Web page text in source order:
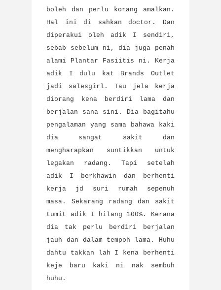
boleh dan perlu korang amalkan.
Hal ini di sahkan doctor. Dan
diperakui oleh adik I sendiri,
sebab sebelum ni, dia juga penah
alami Plantar Fasiitis ni. Kerja
adik I dulu kat Brands Outlet
jadi salesgirl. Tau jela kerja
diorang kena berdiri lama dan
berjalan sana sini. Dia bagitahu
pengalaman yang sama bahawa kaki
dia sangat sakit dan
mengharapkan suntikkan untuk
legakan radang. Tapi setelah
adik I berkhawin dan berhenti
kerja jd suri rumah sepenuh
masa. Sekarang radang dan sakit
tumit adik I hilang 100%. Kerana
dia tak perlu berdiri berjalan
jauh dan dalam tempoh lama. Huhu
dahtu takkan lah I kena berhenti
keje baru kaki ni nak sembuh
huhu.